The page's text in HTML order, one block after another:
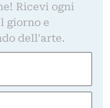
Ricevi ogni
giorno e
dell'arte.